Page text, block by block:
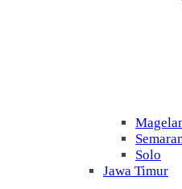
Solo
Jawa Timur